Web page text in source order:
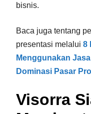
bisnis.
Baca juga tentang
presentasi melalui 8
Menggunakan
Dominasi Pasar
Visorra